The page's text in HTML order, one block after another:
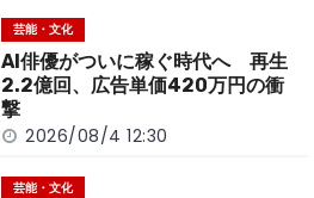
n
k
芸能・文化
AI俳優がついに稼ぐ時代へ 再生
2.2億回、広告単価420万円の衝
撃
2026/08/4 12:30
芸能・文化